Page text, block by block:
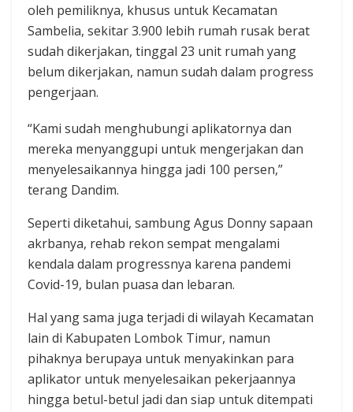
oleh pemiliknya, khusus untuk Kecamatan
Sambelia, sekitar 3.900 lebih rumah rusak berat
sudah dikerjakan, tinggal 23 unit rumah yang
belum dikerjakan, namun sudah dalam progress
pengerjaan.
“Kami sudah menghubungi aplikatornya dan
mereka menyanggupi untuk mengerjakan dan
menyelesaikannya hingga jadi 100 persen,”
terang Dandim.
Seperti diketahui, sambung Agus Donny sapaan
akrbanya, rehab rekon sempat mengalami
kendala dalam progressnya karena pandemi
Covid-19, bulan puasa dan lebaran.
Hal yang sama juga terjadi di wilayah Kecamatan
lain di Kabupaten Lombok Timur, namun
pihaknya berupaya untuk menyakinkan para
aplikator untuk menyelesaikan pekerjaannya
hingga betul-betul jadi dan siap untuk ditempati